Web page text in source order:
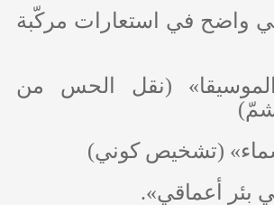
واضح في استعارات مركّبة
(نقل الحس من
بئر أعماقي».